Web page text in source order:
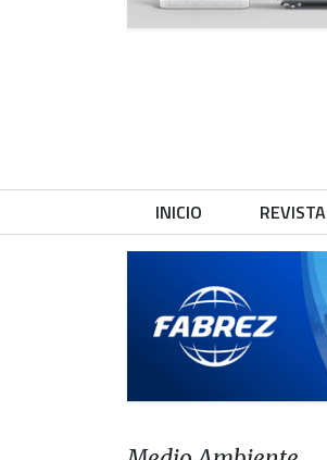
INICIO REVISTA